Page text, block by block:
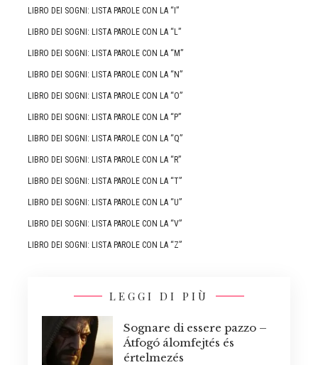
LIBRO DEI SOGNI: LISTA PAROLE CON LA “I”
LIBRO DEI SOGNI: LISTA PAROLE CON LA “L”
LIBRO DEI SOGNI: LISTA PAROLE CON LA “M”
LIBRO DEI SOGNI: LISTA PAROLE CON LA “N”
LIBRO DEI SOGNI: LISTA PAROLE CON LA “O”
LIBRO DEI SOGNI: LISTA PAROLE CON LA “P”
LIBRO DEI SOGNI: LISTA PAROLE CON LA “Q”
LIBRO DEI SOGNI: LISTA PAROLE CON LA “R”
LIBRO DEI SOGNI: LISTA PAROLE CON LA “T”
LIBRO DEI SOGNI: LISTA PAROLE CON LA “U”
LIBRO DEI SOGNI: LISTA PAROLE CON LA “V”
LIBRO DEI SOGNI: LISTA PAROLE CON LA “Z”
LEGGI DI PIÙ
Sognare di essere pazzo –
Átfogó álomfejtés és
értelmezés